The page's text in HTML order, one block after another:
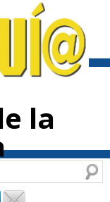
la